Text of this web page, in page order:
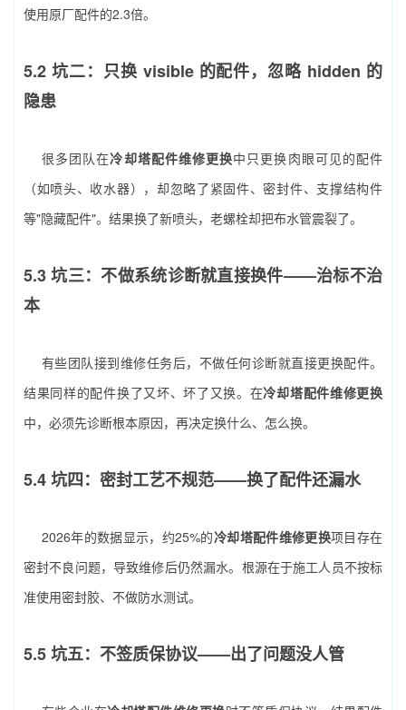
使用原厂配件的2.3倍。
5.2 坑二：只换 visible 的配件，忽略 hidden 的
隐患
很多团队在冷却塔配件维修更换中只更换肉眼可见的配件
（如喷头、收水器），却忽略了紧固件、密封件、支撑结构件
等"隐藏配件"。结果换了新喷头，老螺栓却把布水管震裂了。
5.3 坑三：不做系统诊断就直接换件——治标不治
本
有些团队接到维修任务后，不做任何诊断就直接更换配件。
结果同样的配件换了又坏、坏了又换。在冷却塔配件维修更换
中，必须先诊断根本原因，再决定换什么、怎么换。
5.4 坑四：密封工艺不规范——换了配件还漏水
2026年的数据显示，约25%的冷却塔配件维修更换项目存在
密封不良问题，导致维修后仍然漏水。根源在于施工人员不按标
准使用密封胶、不做防水测试。
5.5 坑五：不签质保协议——出了问题没人管